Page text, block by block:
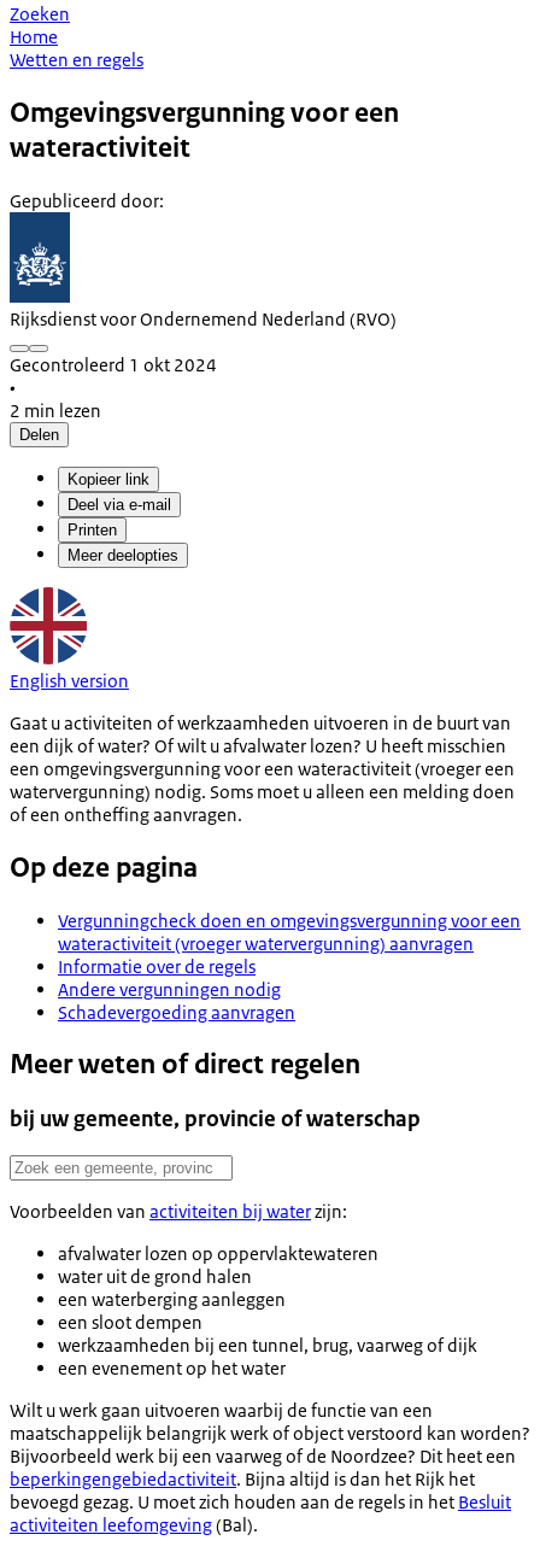
Zoeken
Home
Wetten en regels
Omgevingsvergunning voor een
wateractiviteit
Gepubliceerd door:
Rijksdienst voor Ondernemend Nederland (RVO)
Gecontroleerd 1 okt 2024
•
2 min lezen
Delen
Kopieer link
Deel via e-mail
Printen
Meer deelopties
English version
Gaat u activiteiten of werkzaamheden uitvoeren in de buurt van
een dijk of water? Of wilt u afvalwater lozen? U heeft misschien
een omgevingsvergunning voor een wateractiviteit (vroeger een
watervergunning) nodig. Soms moet u alleen een melding doen
of een ontheffing aanvragen.
Op deze pagina
Vergunningcheck doen en omgevingsvergunning voor een
wateractiviteit (vroeger watervergunning) aanvragen
Informatie over de regels
Andere vergunningen nodig
Schadevergoeding aanvragen
Meer weten of direct regelen
bij uw gemeente, provincie of waterschap
Voorbeelden van activiteiten bij waterzijn:
afvalwater lozen op oppervlaktewateren
water uit de grond halen
een waterberging aanleggen
een sloot dempen
werkzaamheden bij een tunnel, brug, vaarweg of dijk
een evenement op het water
Wilt u werk gaan uitvoeren waarbij de functie van een
maatschappelijk belangrijk werk of object verstoord kan worden?
Bijvoorbeeld werk bij een vaarweg of de Noordzee? Dit heet een
beperkingengebiedactiviteit. Bijna altijd is dan het Rijk het
bevoegd gezag. U moet zich houden aan de regels in het Besluit
activiteiten leefomgeving(Bal).